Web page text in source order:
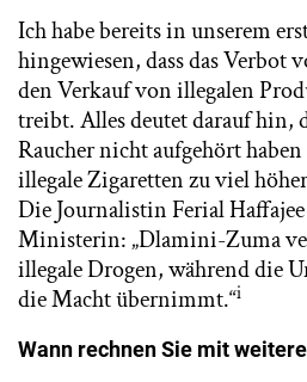
Ich habe bereits in unserem
hingewiesen, dass das Verbot
den Verkauf von illegalen
treibt. Alles deutet darauf hin,
Raucher nicht aufgehört
illegale Zigaretten zu viel
Die Journalistin Ferial
Ministerin: „Dlamini-Zuma
illegale Drogen, während die
die Macht übernimmt.“i
Wann rechnen Sie mit